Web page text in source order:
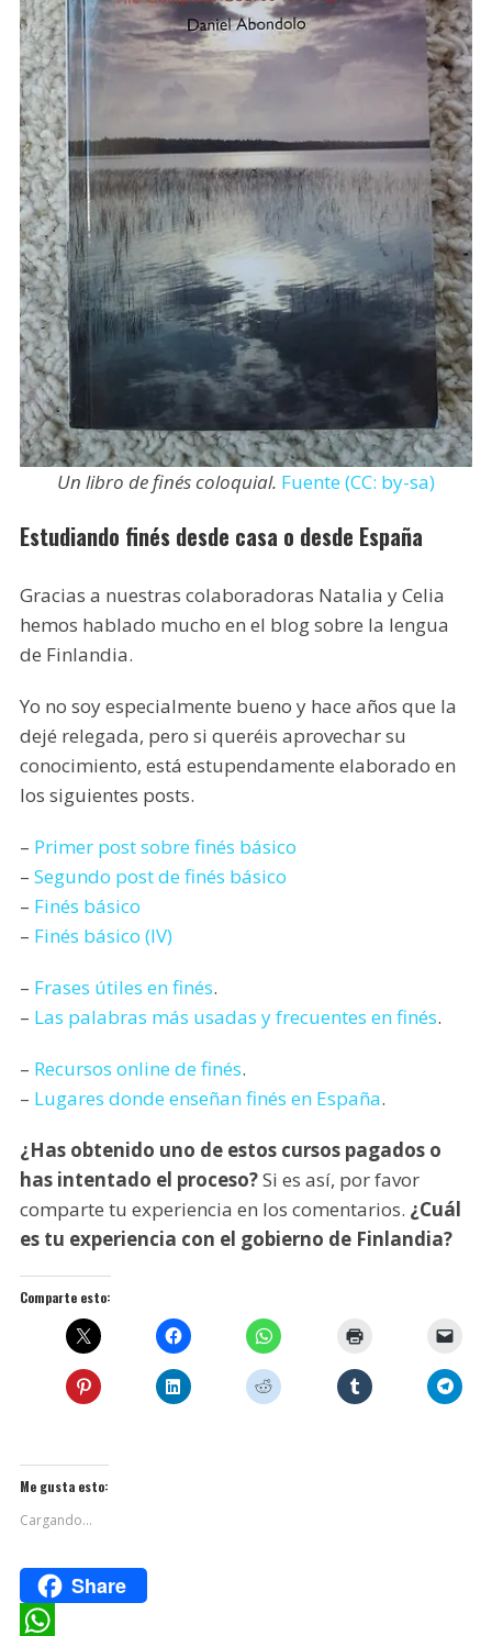
Un libro de finés coloquial. Fuente (CC: by-sa)
Estudiando finés desde casa o desde España
Gracias a nuestras colaboradoras Natalia y Celia
hemos hablado mucho en el blog sobre la lengua
de Finlandia.
Yo no soy especialmente bueno y hace años que la
dejé relegada, pero si queréis aprovechar su
conocimiento, está estupendamente elaborado en
los siguientes posts.
– Primer post sobre finés básico
– Segundo post de finés básico
– Finés básico
– Finés básico (IV)
– Frases útiles en finés.
– Las palabras más usadas y frecuentes en finés.
– Recursos online de finés.
– Lugares donde enseñan finés en España.
¿Has obtenido uno de estos cursos pagados o
has intentado el proceso?Si es así, por favor
comparte tu experiencia en los comentarios. ¿Cuál
es tu experiencia con el gobierno de Finlandia?
Comparte esto:
Me gusta esto:
Cargando...
Share